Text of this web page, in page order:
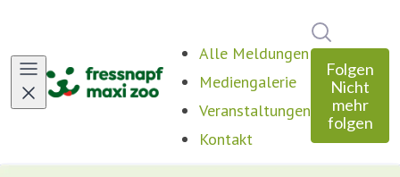
Alle Meldungen
Mediengalerie
Veranstaltungen
Kontakt
Folgen
Nicht
mehr
folgen